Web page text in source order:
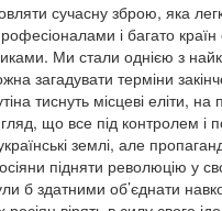
сучасну зброю, яка
і багато
Ми стали однією з
загадувати терміни
тиснуть місцеві еліти,
що все під контролем і
землі, але
підняти революцію у
б здатними об’єднати